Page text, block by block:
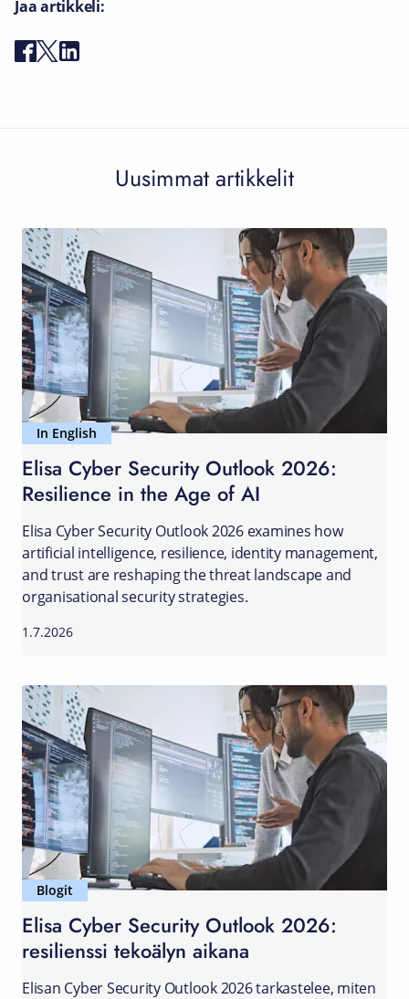
Jaa artikkeli:
Uusimmat artikkelit
In English
Elisa Cyber Security Outlook 2026:
Resilience in the Age of AI
Elisa Cyber Security Outlook 2026 examines how
artificial intelligence, resilience, identity management,
and trust are reshaping the threat landscape and
organisational security strategies.
1.7.2026
Blogit
Elisa Cyber Security Outlook 2026:
resilienssi tekoälyn aikana
Elisan Cyber Security Outlook 2026 tarkastelee, miten